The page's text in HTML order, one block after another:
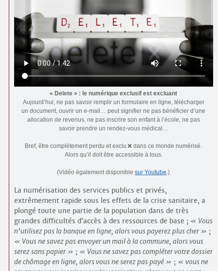
« Delete » : le numérique exclusif est excluant
Aujourd’hui, ne pas savoir remplir un formulaire en ligne, télécharger
un document, ouvrir un e-mail… peut signifier ne pas bénéficier d’une
allocation de revenus, ne pas inscrire son enfant à l’école, ne pas
savoir prendre un rendez-vous médical…
Bref, être complètement perdu et exclu ❌ dans ce monde numérisé.
Alors qu’il doit être accessible à tous.
(Vidéo également disponiblesur Youtube.)
La numérisation des services publics et privés,
extrêmement rapide sous les effets de la crise sanitaire, a
plongé toute une partie de la population dans de très
grandes difficultés d’accès à des ressources de base ;
Vous
n’utilisez pas la banque en ligne, alors vous payerez plus cher
;
Vous ne savez pas envoyer un mail à la commune, alors vous
serez sans papier
;
Vous ne savez pas compléter votre dossier
de chômage en ligne, alors vous ne serez pas payé
;
vous ne